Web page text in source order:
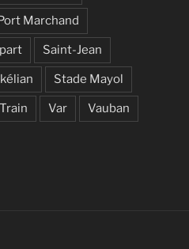
Marchand
Saint-Jean
Stade Mayol
Train Var Vauban